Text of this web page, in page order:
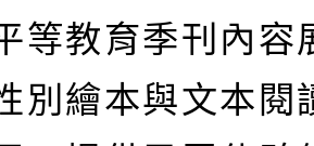
等教育季刊內容
別繪本與文本閱